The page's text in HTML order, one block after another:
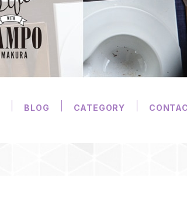
BLOG CATEGORY